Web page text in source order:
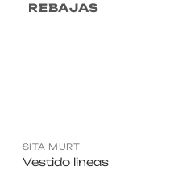
REBAJAS
SITA MURT
Vestido lineas